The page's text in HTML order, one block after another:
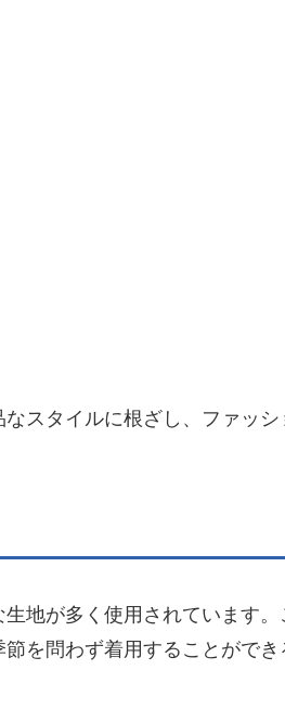
スタイルに根ざし、ファッシ
地が多く使用されています
を問わず着用することがで